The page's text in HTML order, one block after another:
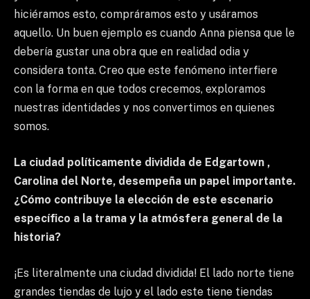
hiciéramos esto, compráramos esto y usáramos
aquello. Un buen ejemplo es cuando Anna piensa que le
debería gustar una obra que en realidad odia y
considera tonta. Creo que este fenómeno interfiere
con la forma en que todos crecemos, exploramos
nuestras identidades y nos convertimos en quienes
somos.
La ciudad políticamente dividida de Edgartown ,
Carolina del Norte, desempeña un papel importante.
¿Cómo contribuye la elección de este escenario
específico a la trama y la atmósfera general de la
historia?
¡Es literalmente una ciudad dividida! El lado norte tiene
grandes tiendas de lujo y el lado este tiene tiendas